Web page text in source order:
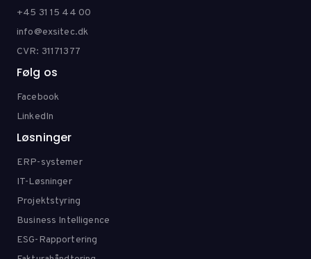
+45 31 15 44 00
info@exsitec.dk
CVR: 31171377
Følg os
Facebook
LinkedIn
Løsninger
ERP-systemer
IT-Løsninger
Projektstyring
Business Intelligence
ESG-Rapportering